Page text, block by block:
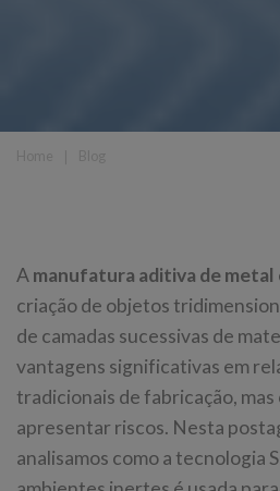
A manufatura aditiva de metal
criação de objetos
de camadas sucessivas de
vantagens significativas em
tradicionais de fabricação,
apresentar riscos. Nesta
analisamos como a tecnologia